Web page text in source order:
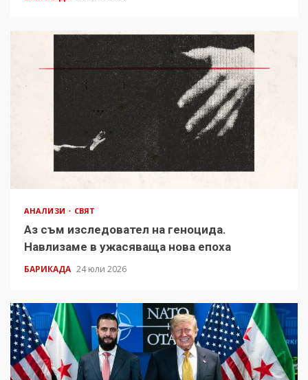
АНАЛИЗИ СВЯТ
Аз съм изследовател на геноцида.
Навлизаме в ужасяваща нова епоха
БАРИКАДА 24 юли 2026